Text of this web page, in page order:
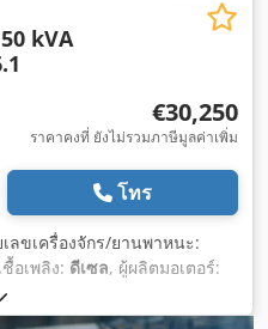
kVA
€30,250
ราคาคงที่ ยังไม่รวมภาษีมูลค่าเพิ่ม
โทร
ลขเครื่องจักร/ยานพาหนะ:
อเพลิง: ดีเซล, ผู้ผลิตมอเตอร์: